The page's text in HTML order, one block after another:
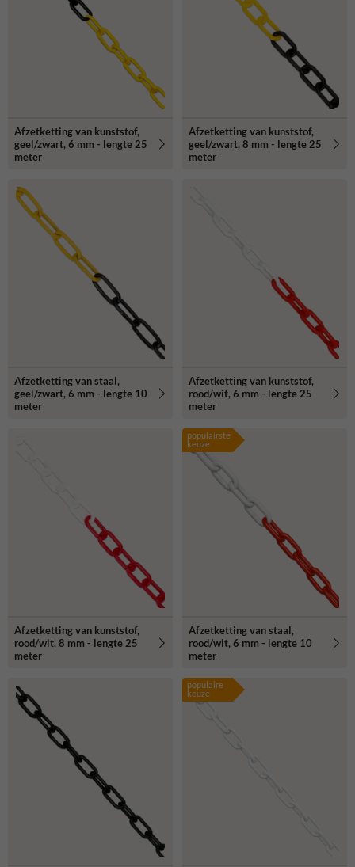
Afzetketting van kunststof,
geel/zwart, 6 mm - lengte 25
meter
Afzetketting van kunststof,
geel/zwart, 8 mm - lengte 25
meter
Afzetketting van staal,
geel/zwart, 6 mm - lengte 10
meter
Afzetketting van kunststof,
rood/wit, 6 mm - lengte 25
meter
Afzetketting van kunststof,
rood/wit, 8 mm - lengte 25
meter
populairste
keuze
Afzetketting van staal,
rood/wit, 6 mm - lengte 10
meter
populaire
keuze